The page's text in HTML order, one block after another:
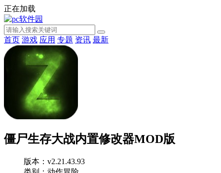
正在加载
首页 游戏 应用 专题 资讯 最新
僵尸生存大战内置修改器MOD版
版本：v2.21.43.93